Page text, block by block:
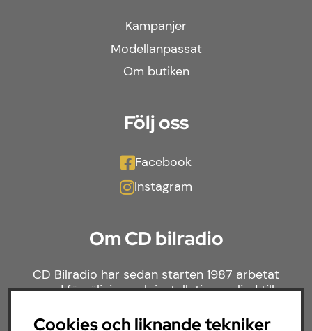
Kampanjer
Modellanpassat
Om butiken
Följ oss
Facebook
Instagram
Om CD bilradio
CD Bilradio har sedan starten 1987 arbetat
med försäljning och installation av ljud till
brett sortiment av billjud till alla typer av
Cookies och liknande tekniker